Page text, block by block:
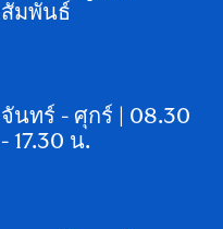
สัมพันธ์
จันทร์ - ศุกร์ | 08.30
- 17.30 น.